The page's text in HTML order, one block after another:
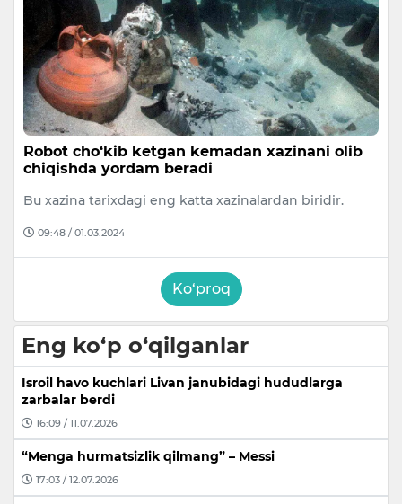
Robot cho‘kib ketgan kemadan xazinani olib
chiqishda yordam beradi
Bu xazina tarixdagi eng katta xazinalardan biridir.
09:48 / 01.03.2024
Ko‘proq
Eng ko‘p o‘qilganlar
Isroil havo kuchlari Livan janubidagi hududlarga
zarbalar berdi
16:09 / 11.07.2026
“Menga hurmatsizlik qilmang” – Messi
17:03 / 12.07.2026